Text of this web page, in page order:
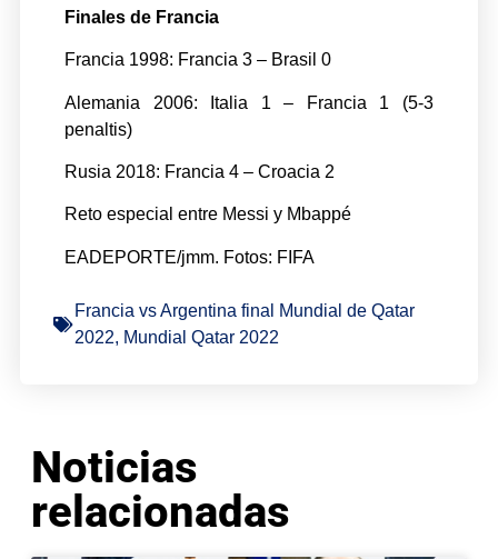
Finales de Francia
Francia 1998: Francia 3 – Brasil 0
Alemania 2006: Italia 1 – Francia 1 (5-3
penaltis)
Rusia 2018: Francia 4 – Croacia 2
Reto especial entre Messi y Mbappé
EADEPORTE/jmm. Fotos: FIFA
Francia vs Argentina final Mundial de Qatar
2022, Mundial Qatar 2022
Noticias
relacionadas